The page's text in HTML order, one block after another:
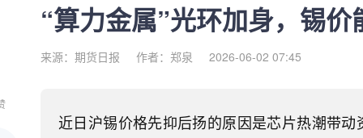
“算力金属”光环加身，锡
来源：期货日报 作者：郑泉 2026-06-02 07:45
近日沪锡价格先抑后扬的原因是芯片热潮带